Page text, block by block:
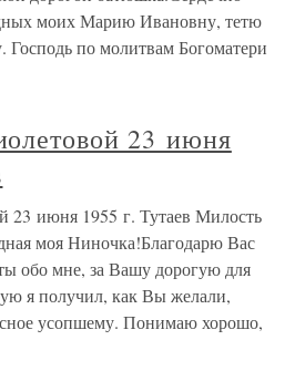
моих Марию Ивановну, тетю
по молитвам Богоматери
23 июня
июня 1955 г. Тутаев Милость
моя Ниночка!Благодарю Вас
обо мне, за Вашу дорогую для
я получил, как Вы желали,
усопшему. Понимаю хорошо,